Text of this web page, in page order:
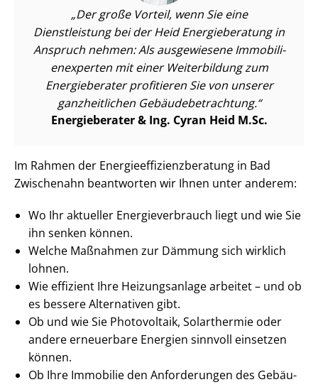
Der große Vorteil, wenn Sie eine
Dienstleistung bei der Heid Energieberatung in
Anspruch nehmen: Als ausgewiesene Im­mo­bi­li­
en­ex­per­ten mit einer Weiterbildung zum
Energieberater profitieren Sie von unserer
ganzheitlichen Ge­bäu­de­be­trach­tung.
Energieberater & Ing. Cyran Heid M.Sc.
Im Rahmen der En­er­gie­ef­fi­zi­enz­be­ra­tung in Bad
Zwischenahn beantworten wir Ihnen unter anderem:
Wo Ihr aktueller En­er­gie­ver­brauch liegt und wie Sie
ihn senken können.
Welche Maßnahmen zur Dämmung sich wirklich
lohnen.
Wie effizient Ihre Heizungsanlage arbeitet – und ob
es bessere Alternativen gibt.
Ob und wie Sie Photovoltaik, Solarthermie oder
andere erneuerbare Energien sinnvoll einsetzen
können.
Ob Ihre Immobilie den Anforderungen des Ge­bäu­